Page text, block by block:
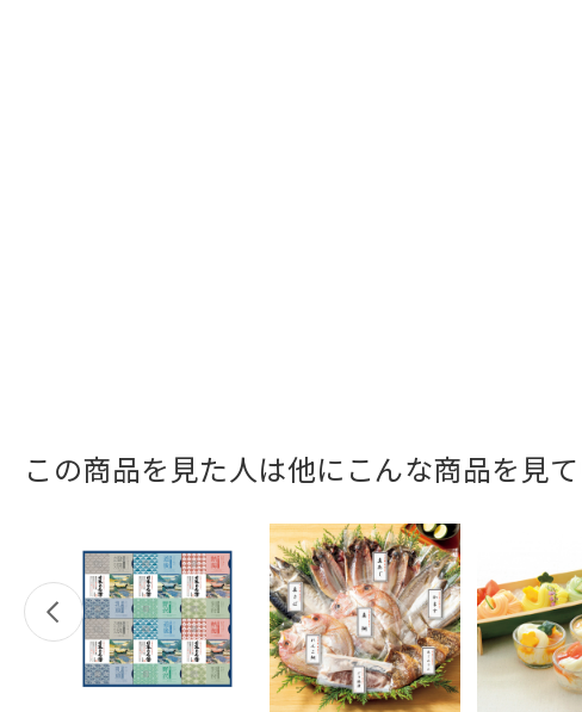
この商品を見た人は他にこんな商品を見て